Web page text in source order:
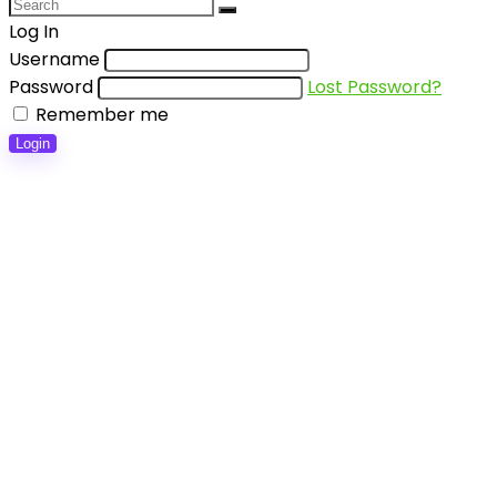
Log In
Username
Password
Lost Password?
Remember me
Login